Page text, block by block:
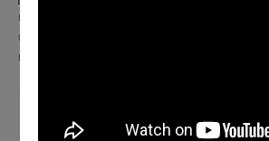
◎學生購票可享8折優惠，入場時請出示證
◎臺北表演藝術中心會員─成癮玩家／團隊
◎臺北表演藝術中心會員─新手玩家９折
溫馨提醒